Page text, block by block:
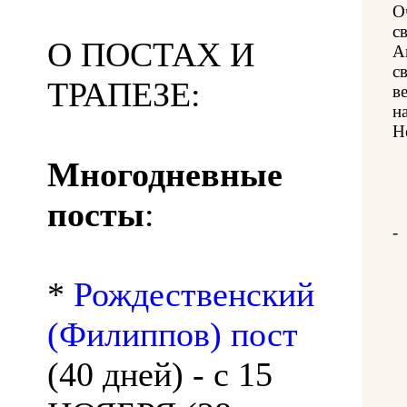
О ПОСТАХ И
ТРАПЕЗЕ:
Многодневные
посты:
* Рождественский
(Филиппов) пост
(40 дней) - с 15
-